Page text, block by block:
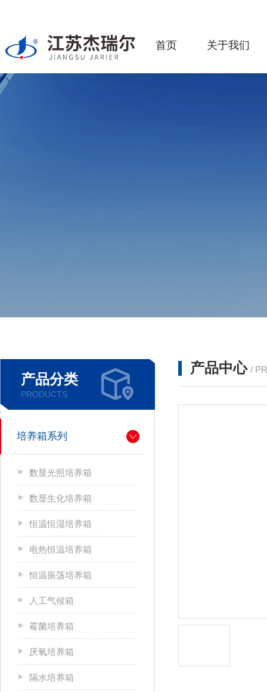
首页 关于我们
产品分类
PRODUCTS
培养箱系列
数显光照培养箱
数显生化培养箱
恒温恒湿培养箱
电热恒温培养箱
恒温振荡培养箱
人工气候箱
霉菌培养箱
厌氧培养箱
隔水培养箱
产品中心 /